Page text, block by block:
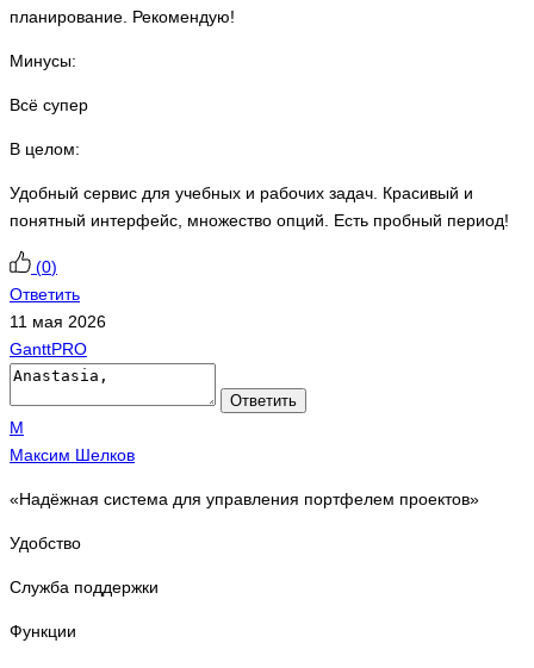
планирование. Рекомендую!
Минусы:
Всё супер
В целом:
Удобный сервис для учебных и рабочих задач. Красивый и
понятный интерфейс, множество опций. Есть пробный период!
(0)
Ответить
11 мая 2026
GanttPRO
Ответить
М
Максим Шелков
«Надёжная система для управления портфелем проектов»
Удобство
Служба поддержки
Функции